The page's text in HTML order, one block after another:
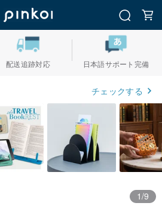
配送追跡対応 日本語サポート完備
チェックする
1/9